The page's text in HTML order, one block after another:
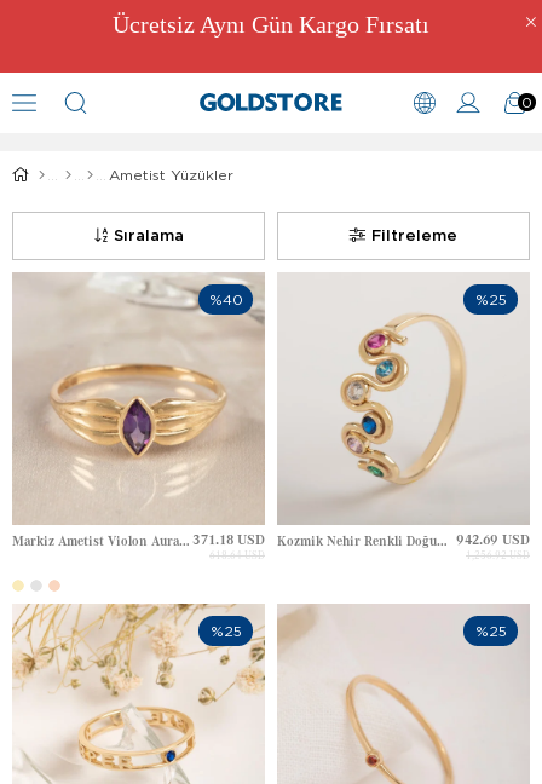
Ücretsiz Aynı Gün Kargo Fırsatı
0
Ametist Yüzük Modelleri
Ametist Yüzükler
Filtreleme
Sıralama
Markiz Ametist Violon Aura Kanat Tasarım Tektaş Altın Yüzük 371.18 USD
618.64 USD
%40
Kozmik Nehir Renkli Doğum Taşlı S Tasarım Aile Altın Yüzük 942.69 USD
1,256.92 USD
%25
%25 %25